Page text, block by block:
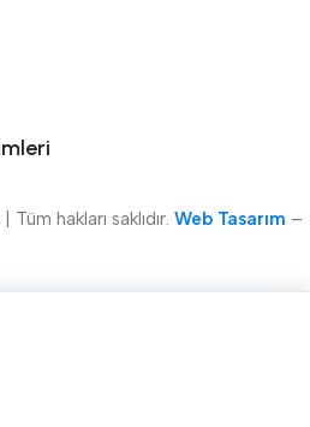
hakları saklıdır. Web Tasarım –